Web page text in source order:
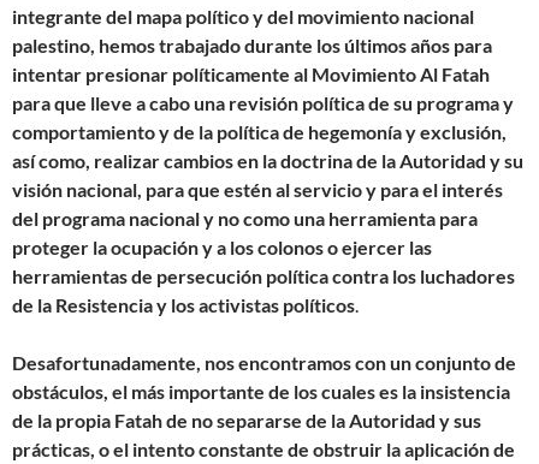
integrante del mapa político y del movimiento nacional
palestino, hemos trabajado durante los últimos años para
intentar presionar políticamente al Movimiento Al Fatah
para que lleve a cabo una revisión política de su programa y
comportamiento y de la política de hegemonía y exclusión,
así como, realizar cambios en la doctrina de la Autoridad y su
visión nacional, para que estén al servicio y para el interés
del programa nacional y no como una herramienta para
proteger la ocupación y a los colonos o ejercer las
herramientas de persecución política contra los luchadores
de la Resistencia y los activistas políticos
Desafortunadamente, nos encontramos con un conjunto de
obstáculos, el más importante de los cuales es la insistencia
de la propia Fatah de no separarse de la Autoridad y sus
prácticas, o el intento constante de obstruir la aplicación de